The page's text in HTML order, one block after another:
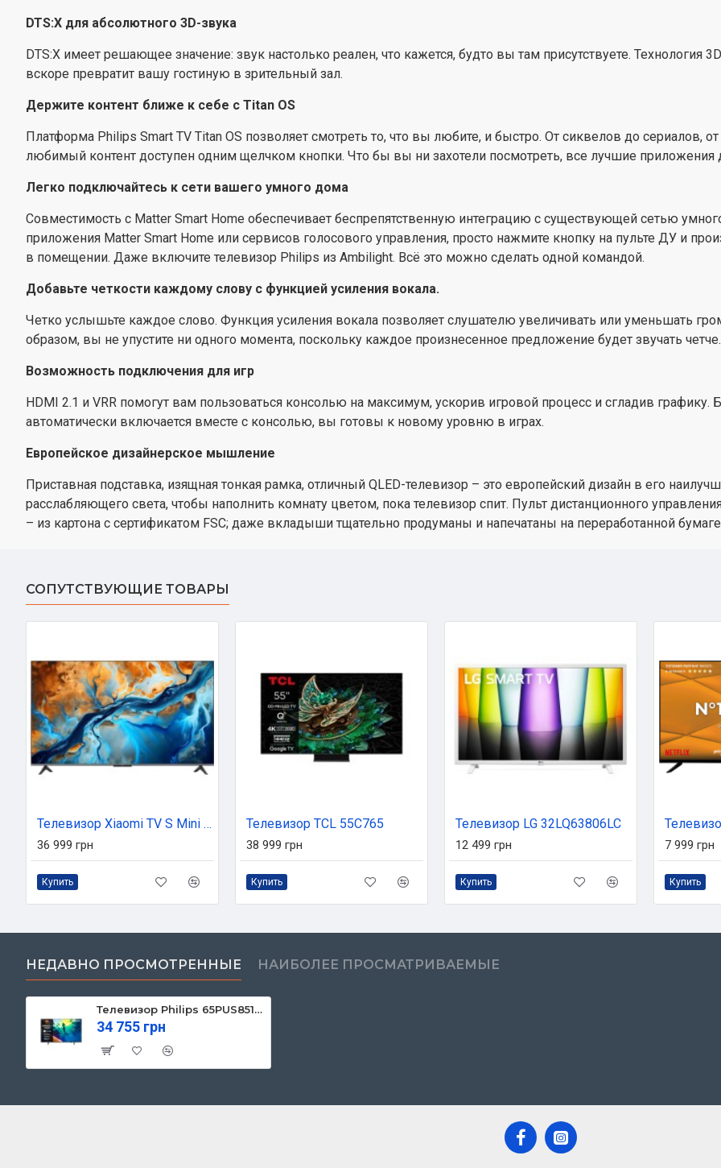
игровой процесс и
Приставная подставка,
телевизор спит. Пульт
переработанного
вкладыши тщательно
DTS:X для абсолютного 3D-звука
DTS:X имеет решающее значение: звук настолько реален, что кажется, будто вы там присутствуете. Технология
вскоре превратит вашу гостиную в зрительный зал.
Держите контент ближе к себе с Titan OS
Платформа Philips Smart TV Titan OS позволяет смотреть то, что вы любите, и быстро. От сиквелов до
любимый контент доступен одним щелчком кнопки. Что бы вы ни захотели посмотреть, все лучшие приложения
Легко подключайтесь к сети вашего умного дома
Совместимость с Matter Smart Home обеспечивает беспрепятственную интеграцию с существующей сетью
приложения Matter Smart Home или сервисов голосового управления, просто нажмите кнопку на пульте ДУ и
в помещении. Даже включите телевизор Philips из Ambilight. Всё это можно сделать одной командой.
Добавьте четкости каждому слову с функцией усиления вокала.
Четко услышьте каждое слово. Функция усиления вокала позволяет слушателю увеличивать или уменьшать
образом, вы не упустите ни одного момента, поскольку каждое произнесенное предложение будет звучать четче.
Возможность подключения для игр
HDMI 2.1 и VRR помогут вам пользоваться консолью на максимум, ускорив игровой процесс и сгладив графику.
автоматически включается вместе с консолью, вы готовы к новому уровню в играх.
Европейское дизайнерское мышление
Приставная подставка, изящная тонкая рамка, отличный QLED-телевизор – это европейский дизайн в его
расслабляющего света, чтобы наполнить комнату цветом, пока телевизор спит. Пульт дистанционного
– из картона с сертификатом FSC; даже вкладыши тщательно продуманы и напечатаны на переработанной
СОПУТСТВУЮЩИЕ ТОВАРЫ
Телевизор Xiaomi TV S Mini LED 65 2025
36 999 грн
Купить
Телевизор TCL 55C765
38 999 грн
Купить
Телевизор LG 32LQ63806LC
12 499 грн
Купить
7 999 грн
Купить
НЕДАВНО ПРОСМОТРЕННЫЕ НАИБОЛЕЕ ПРОСМАТРИВАЕМЫЕ
Телевизор Philips 65PUS8510/12
34 755 грн